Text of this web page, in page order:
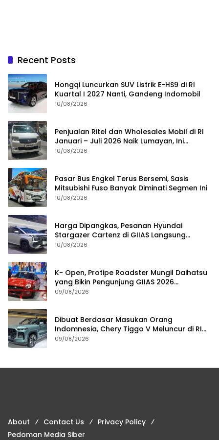
Recent Posts
Hongqi Luncurkan SUV Listrik E-HS9 di RI
Kuartal I 2027 Nanti, Gandeng Indomobil
10/08/2026
Penjualan Ritel dan Wholesales Mobil di RI
Januari – Juli 2026 Naik Lumayan, Ini
Pemicunya
10/08/2026
Pasar Bus Engkel Terus Bersemi, Sasis
Mitsubishi Fuso Banyak Diminati Segmen Ini
10/08/2026
Harga Dipangkas, Pesanan Hyundai
Stargazer Cartenz di GIIAS Langsung
Ngegas
10/08/2026
K- Open, Protipe Roadster Mungil Daihatsu
yang Bikin Pengunjung GIIAS 2026
Penasaran
09/08/2026
Dibuat Berdasar Masukan Orang
Indomnesia, Chery Tiggo V Meluncur di RI
Kuartal IV Tahun Ini
09/08/2026
About Contact Us
Privacy Policy
Pedoman Media Siber